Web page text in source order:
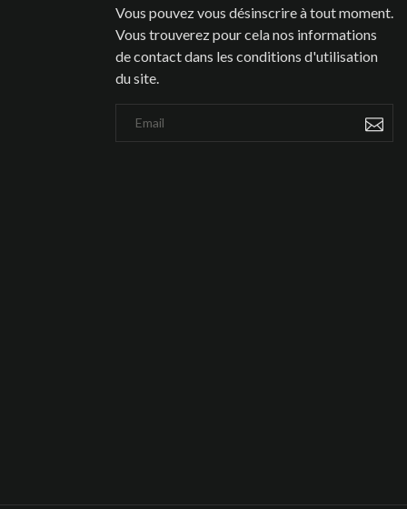
Vous pouvez vous désinscrire à tout moment.
Vous trouverez pour cela nos informations
de contact dans les conditions d'utilisation
du site.